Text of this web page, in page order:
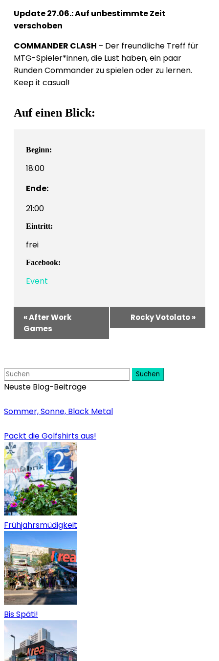
Update 27.06.: Auf unbestimmte Zeit
verschoben
COMMANDER CLASH – Der freundliche Treff für
MTG-Spieler*innen, die Lust haben, ein paar
Runden Commander zu spielen oder zu lernen.
Keep it casual!
Auf einen Blick:
Beginn:
18:00
Ende:
21:00
Eintritt:
frei
Facebook:
Event
Veranstaltung-
Navigation
«After Work
Games
Rocky Votolato»
Suchen
Neuste Blog-Beiträge
Sommer, Sonne, Black Metal
Packt die Golfshirts aus!
Frühjahrsmüdigkeit
Bis Späti!